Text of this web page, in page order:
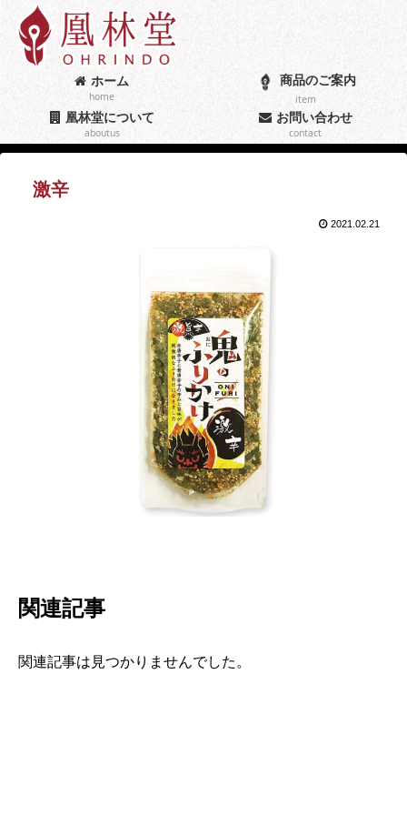
ホーム
home
商品のご案内
item
凰林堂について
aboutus
お問い合わせ
contact
激辛
2021.02.21
関連記事
関連記事は見つかりませんでした。